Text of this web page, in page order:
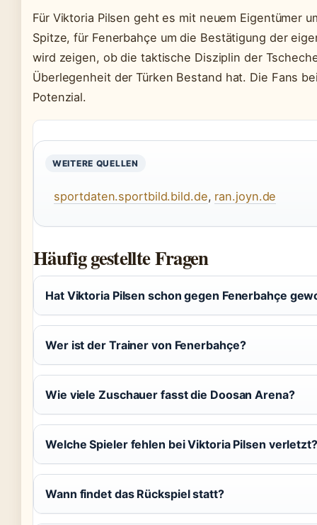
Für Viktoria Pilsen geht es mit neuem Eigentümer
Spitze, für Fenerbahçe um die Bestätigung der
wird zeigen, ob die taktische Disziplin der
Überlegenheit der Türken Bestand hat. Die Fans
Potenzial.
WEITERE QUELLEN
sportdaten.sportbild.bild.de, ran.joyn.de
Häufig gestellte Fragen
Hat Viktoria Pilsen schon gegen Fenerbahçe
Wer ist der Trainer von Fenerbahçe?
Wie viele Zuschauer fasst die Doosan Arena?
Welche Spieler fehlen bei Viktoria Pilsen verletzt?
Wann findet das Rückspiel statt?